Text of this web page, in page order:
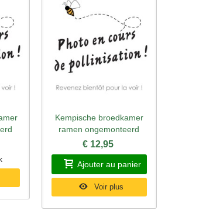
Aperçu rapide
Kempische broedkamer
ramen ongemonteerd
€ 12,95
Ajouter au panier
Voir plus